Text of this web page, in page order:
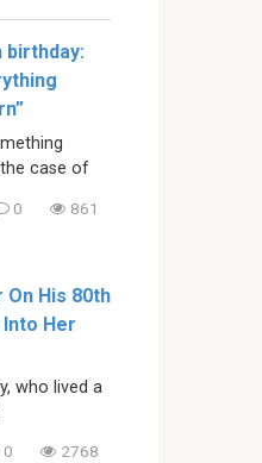
case of
0 861
On His 80th
Into Her
who lived a
0 2768